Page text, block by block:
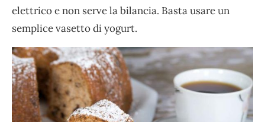
elettrico e non serve la bilancia. Basta usare un
semplice vasetto di yogurt.